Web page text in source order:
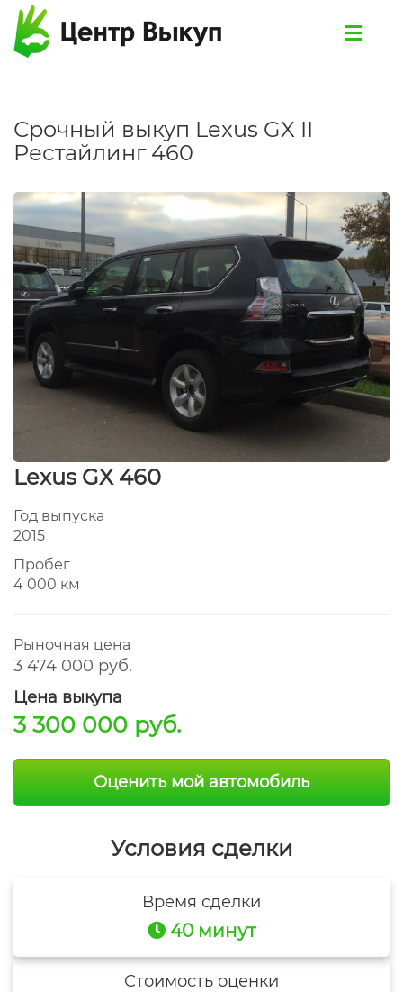
Срочный выкуп Lexus GX II
Рестайлинг 460
Lexus GX 460
Год выпуска
2015
Пробег
4 000 км
Рыночная цена
3 474 000 руб.
Цена выкупа
3 300 000 руб.
Оценить мой автомобиль
Условия сделки
Время сделки
40 минут
Стоимость оценки